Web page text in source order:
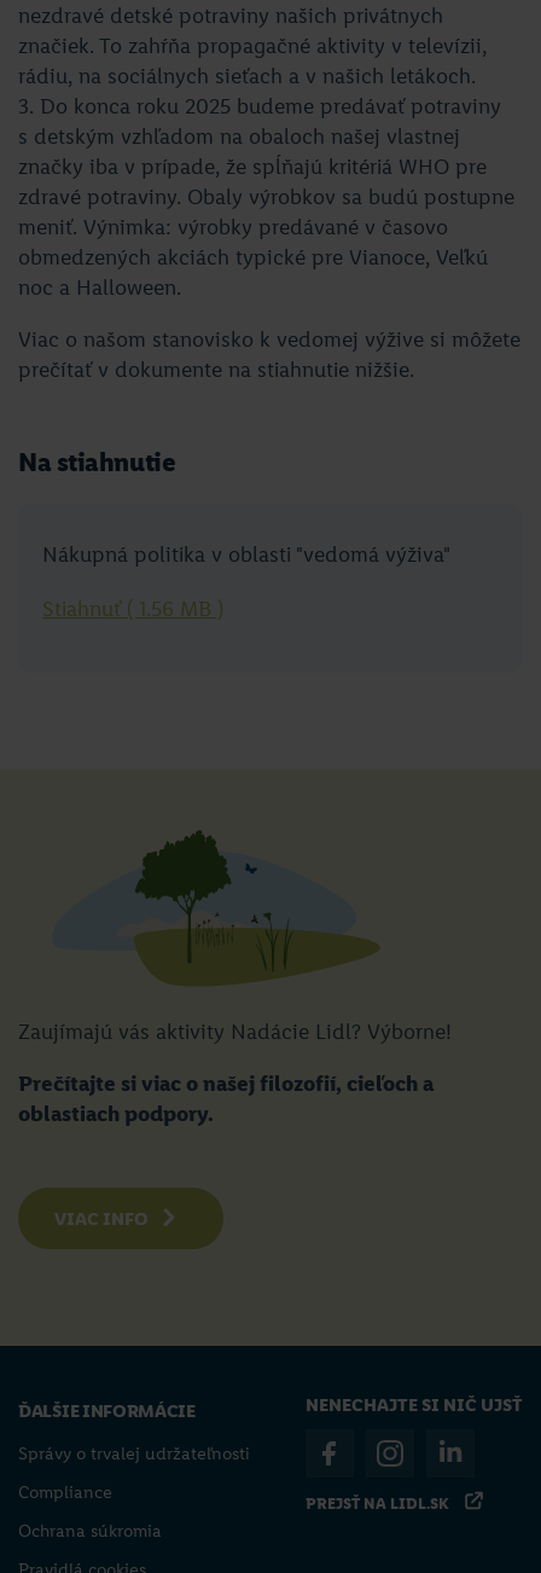
nezdravé detské potraviny našich privátnych
značiek. To zahŕňa propagačné aktivity v televízii,
rádiu, na sociálnych sieťach a v našich letákoch.
3. Do konca roku 2025 budeme predávať potraviny
s detským vzhľadom na obaloch našej vlastnej
značky iba v prípade, že spĺňajú kritériá WHO pre
zdravé potraviny. Obaly výrobkov sa budú postupne
meniť. Výnimka: výrobky predávané v časovo
obmedzených akciách typické pre Vianoce, Veľkú
noc a Halloween.
Viac o našom stanovisko k vedomej výžive si môžete
prečítať v dokumente na stiahnutie nižšie.
Na stiahnutie
Nákupná politika v oblasti "vedomá výživa"
Stiahnuť ( 1.56 MB )
Zaujímajú vás aktivity Nadácie Lidl? Výborne!
Prečítajte si viac o našej filozofií, cieľoch a
oblastiach podpory.
VIAC INFO
ĎALŠIE INFORMÁCIE
Správy o trvalej udržateľnosti
Compliance
Ochrana súkromia
NENECHAJTE SI NIČ UJSŤ
PREJSŤ NA LIDL.SK